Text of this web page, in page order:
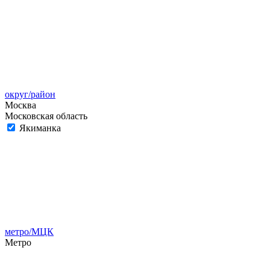
округ/район
Москва
Московская область
Якиманка
метро/МЦК
Метро